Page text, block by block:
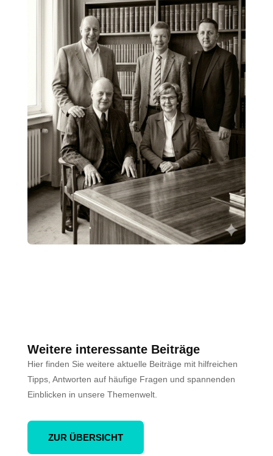
Weitere interessante Beiträge
Hier finden Sie weitere aktuelle Beiträge mit hilfreichen
Tipps, Antworten auf häufige Fragen und spannenden
Einblicken in unsere Themenwelt.
ZUR ÜBERSICHT